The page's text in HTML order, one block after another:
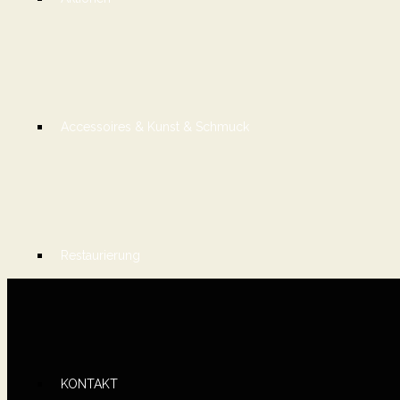
Accessoires & Kunst & Schmuck
Restaurierung
KONTAKT